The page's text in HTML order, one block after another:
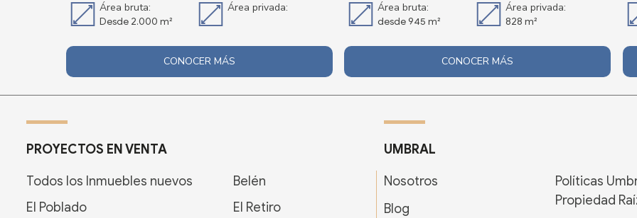
Área bruta:
Desde 2.000 m²
Área privada:
CONOCER MÁS
Área bruta:
desde 945 m²
Área privada:
828 m²
CONOCER MÁS
PROYECTOS EN VENTA
Todos los Inmuebles nuevos
El Poblado
Belén
El Retiro
UMBRAL
Nosotros
Blog
Políticas
Propiedad